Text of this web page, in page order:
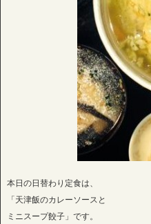
本日の日替わり定食は、
「天津飯のカレーソースと
ミニスープ餃子」です。